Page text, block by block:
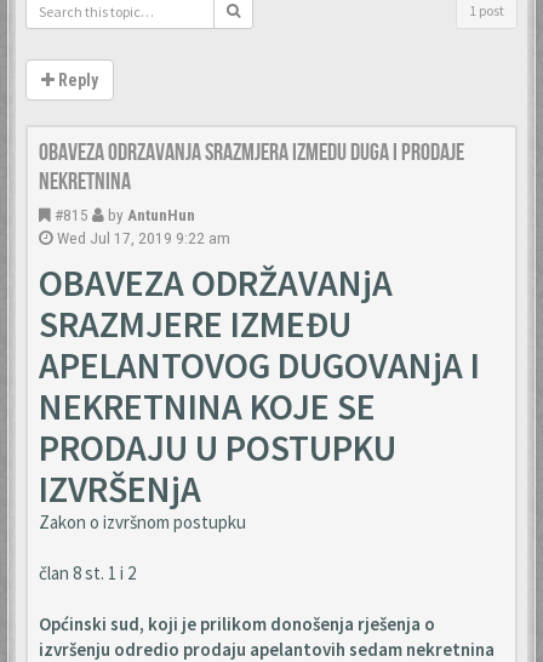
1 post
Reply
Obaveza odrzavanja srazmjera izmedu duga i prodaje
nekretnina
#815 by AntunHun
Wed Jul 17, 2019 9:22 am
OBAVEZA ODRŽAVANjA
SRAZMJERE IZMEĐU
APELANTOVOG DUGOVANjA I
NEKRETNINA KOJE SE
PRODAJU U POSTUPKU
IZVRŠENjA
Zakon o izvršnom postupku
član 8 st. 1 i 2
Općinski sud, koji je prilikom donošenja rješenja o
izvršenju odredio prodaju apelantovih sedam nekretnina